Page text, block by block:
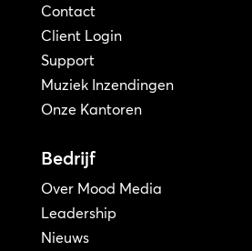
Contact
Client Login
Support
Muziek Inzendingen
Onze Kantoren
Bedrijf
Over Mood Media
Leadership
Nieuws